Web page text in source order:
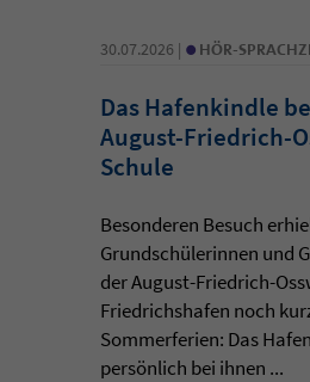
30.07.2026 | • HÖR-
Das Hafenkindle
August-Friedrich-
Schule
Besonderen Besuch
Grundschülerinnen und
der August-Friedrich-
Friedrichshafen noch
Sommerferien: Das
persönlich bei ihnen ...